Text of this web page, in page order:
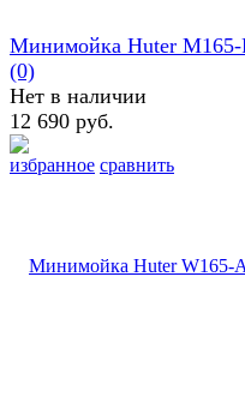
избранное сравнить
Минимойка Huter M165-
(0)
Нет в наличии
12 690 руб.